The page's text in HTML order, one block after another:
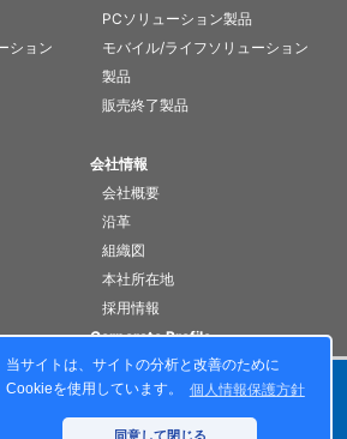
当サイトは、サイトの分析と改善のために
Cookieを使用しています。
個人情報保護方針
同意して閉じる
ション
PCソリューション製品
モバイル/ライフソリューション
製品
販売終了製品
会社情報
会社概要
沿革
組織図
本社所在地
採用情報
Corporate Profile
個人情報保護方針
対する基本方針
お問い合わせ